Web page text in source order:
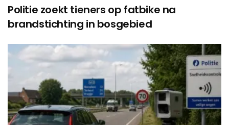
Politie zoekt tieners op fatbike na
brandstichting in bosgebied